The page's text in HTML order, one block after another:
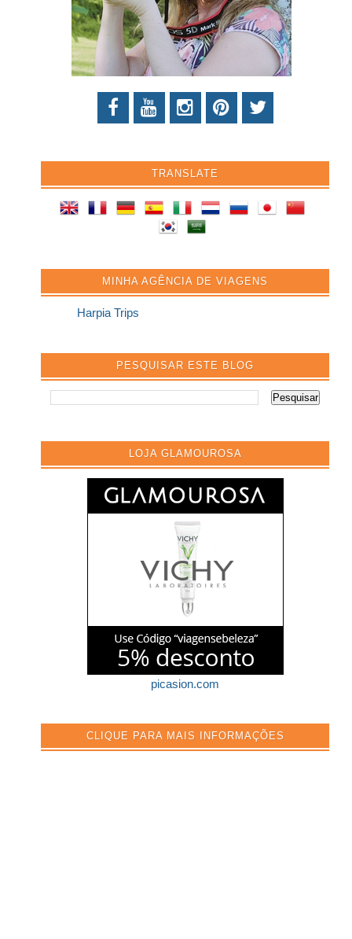
TRANSLATE
MINHA AGÊNCIA DE VIAGENS
Harpia Trips
PESQUISAR ESTE BLOG
LOJA GLAMOUROSA
picasion.com
CLIQUE PARA MAIS INFORMAÇÕES